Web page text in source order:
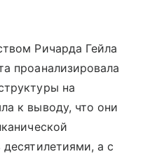
Ричарда Гейла
проанализировала
на
к выводу, что они
а с